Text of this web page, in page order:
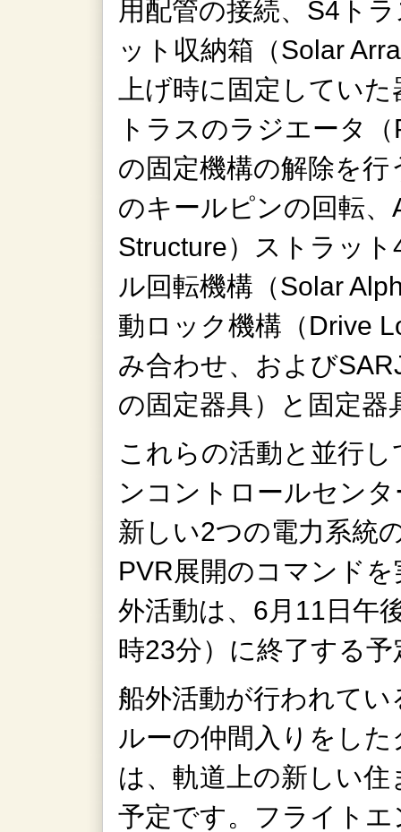
用配管の接続、S4ト
ット収納箱（Solar
上げ時に固定してい
トラスのラジエータ
の固定機構の解除を
のキールピンの回転
Structure）ストラッ
ル回転機構（Solar
動ロック機構（Drive
み合わせ、および
の固定器具）と固定
これらの活動と並行
ンコントロールセン
新しい2つの電力系統
PVR展開のコマンド
外活動は、6月11日午
時23分）に終了する
船外活動が行われて
ルーの仲間入りをし
は、軌道上の新しい
予定です。フライト